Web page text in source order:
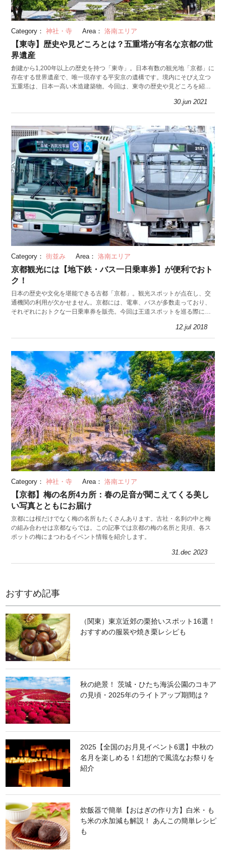
Category： 神社・寺 Area： 洛南エリア
【東寺】歴史や見どころとは？五重塔が有名な京都の世
界遺産
創建から1,200年以上の歴史を持つ「東寺」。日本有数の観光地「京都」に
存在する世界遺産で、唯一現存する平安京の遺構です。境内にそびえ立つ
五重塔は、日本一高い木造建築物。今回は、東寺の歴史や見どころを紹介
30.jun 2021
Category： 街並み Area： 洛南エリア
京都観光には【地下鉄・バス一日乗車券】が便利でおト
ク！
日本の歴史や文化を堪能できる古都「京都」。観光スポットが点在し、交
通機関の利用が欠かせません。京都には、電車、バスが多数走っており、
それぞれにおトクな一日乗車券を販売。今回は王道スポットを巡る際に、
12.jul 2018
Category： 神社・寺 Area： 洛南エリア
【京都】梅の名所4カ所：春の足音が聞こえてくる美し
い写真とともにお届け
京都には桜だけでなく梅の名所もたくさんあります。古社・名刹の中と梅
の組み合わせは京都ならでは。この記事では京都の梅の名所と見頃、各ス
ポットの梅にまつわるイベント情報を紹介します。
31.dec 2023
おすすめ記事
（関東）東京近郊の栗拾いスポット16選！
おすすめの服装や焼き栗レシピも
秋の絶景！ 茨城・ひたち海浜公園のコキア
の見頃・2025年のライトアップ期間は？
2025【全国のお月見イベント6選】中秋の
名月を楽しめる！幻想的で風流なお祭りを
紹介
炊飯器で簡単【おはぎの作り方】白米・も
ち米の水加減も解説！ あんこの簡単レシピ
も